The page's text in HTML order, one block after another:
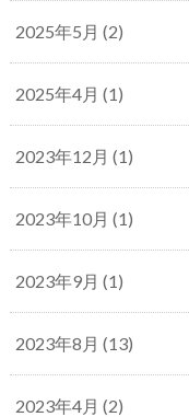
2025年5月 (2)
2025年4月 (1)
2023年12月 (1)
2023年10月 (1)
2023年9月 (1)
2023年8月 (13)
2023年4月 (2)